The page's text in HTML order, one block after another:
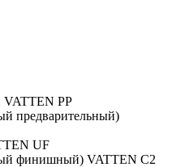
VATTEN PP
предварительный)
UF
финишный) VATTEN C2